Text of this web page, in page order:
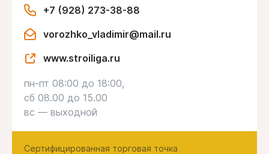
+7 (928) 273-38-88
vorozhko_vladimir@mail.ru
www.stroiliga.ru
пн-пт 08:00 до 18:00,
сб 08.00 до 15.00
вс — выходной
Сертифицированная торговая точка